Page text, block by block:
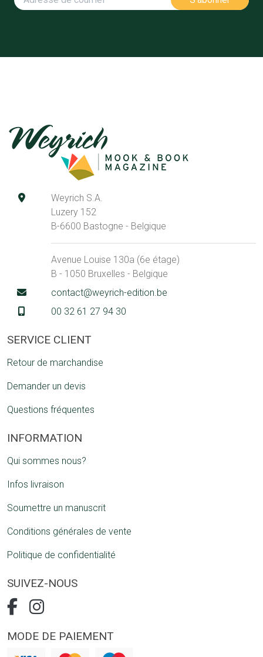
Weyrich S.A.
Luzery 152
B-6600 Bastogne - Belgique
Avenue Louise 130a (6e étage)
B - 1050 Bruxelles - Belgique
contact@weyrich-edition.be
00 32 61 27 94 30
SERVICE CLIENT
Retour de marchandise
Demander un devis
Questions fréquentes
INFORMATION
Qui sommes nous?
Infos livraison
Soumettre un manuscrit
Conditions générales de vente
Politique de confidentialité
SUIVEZ-NOUS
MODE DE PAIEMENT